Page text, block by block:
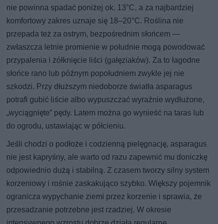
nie powinna spadać poniżej ok. 13°C, a za najbardziej
komfortowy zakres uznaje się 18–20°C. Roślina nie
przepada też za ostrym, bezpośrednim słońcem —
zwłaszcza letnie promienie w południe mogą powodować
przypalenia i żółknięcie liści (gałęziaków). Za to łagodne
słońce rano lub późnym popołudniem zwykle jej nie
szkodzi. Przy dłuższym niedoborze światła asparagus
potrafi gubić liście albo wypuszczać wyraźnie wydłużone,
„wyciągnięte” pędy. Latem można go wynieść na taras lub
do ogrodu, ustawiając w półcieniu.
Jeśli chodzi o podłoże i codzienną pielęgnację, asparagus
nie jest kapryśny, ale warto od razu zapewnić mu doniczkę
odpowiednio dużą i stabilną. Z czasem tworzy silny system
korzeniowy i rośnie zaskakująco szybko. Większy pojemnik
ogranicza wypychanie ziemi przez korzenie i sprawia, że
przesadzanie potrzebne jest rzadziej. W okresie